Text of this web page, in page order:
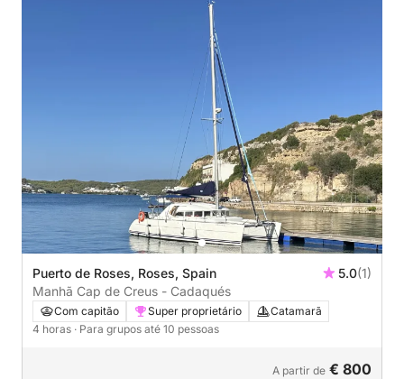
Puerto de Roses, Roses, Spain 5.0(1)
Manhã Cap de Creus - Cadaqués
Com capitão Super proprietário
Catamarã
4 horas · Para grupos até 10 pessoas
A partir de € 800